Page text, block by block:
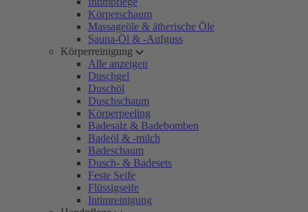
Körperschaum
Massageöle & ätherische Öle
Sauna-Öl & -Aufguss
Körperreinigung
Alle anzeigen
Duschgel
Duschöl
Duschschaum
Körperpeeling
Badesalz & Badebomben
Badeöl & -milch
Badeschaum
Dusch- & Badesets
Feste Seife
Flüssigseife
Intimreinigung